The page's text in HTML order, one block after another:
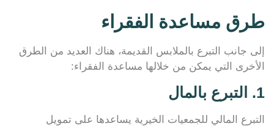
طرق مساعدة الفقراء
إلى جانب التبرع بالملابس القديمة، هناك العديد من الطرق
الأخرى التي يمكن من خلالها مساعدة الفقراء:
1. التبرع بالمال
التبرع المالي للجمعيات الخيرية يساعدها على تمويل